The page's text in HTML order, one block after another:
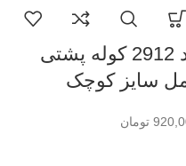
کد 2912 کوله پشتی
سایز کوچک
تومان